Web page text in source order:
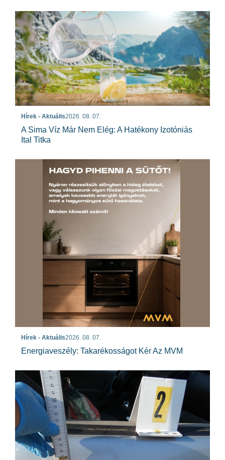
Hírek - Aktuális2026. 08. 07.
A Sima Víz Már Nem Elég: A Hatékony Izotóniás
Ital Titka
Hírek - Aktuális2026. 08. 07.
Energiaveszély: Takarékosságot Kér Az MVM